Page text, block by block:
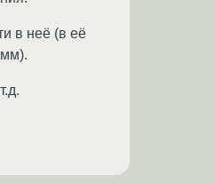
в неё (в её